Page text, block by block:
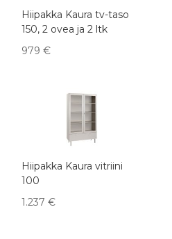
Hiipakka Kaura tv-taso
150, 2 ovea ja 2 ltk
979€
Hiipakka Kaura vitriini
100
1.237€